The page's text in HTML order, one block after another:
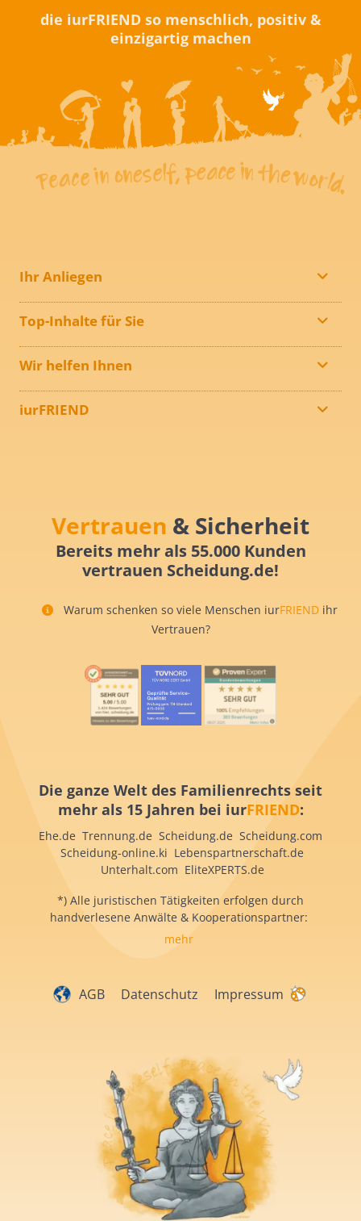
die iurFRIEND so menschlich, positiv &
einzigartig machen
Ihr Anliegen
Top-Inhalte für Sie
Wir helfen Ihnen
iurFRIEND
Vertrauen & Sicherheit
Bereits mehr als 55.000 Kunden
vertrauen Scheidung.de!
Warum schenken so viele Menschen iurFRIEND ihr
Vertrauen?
Die ganze Welt des Familienrechts seit
mehr als 15 Jahren bei iurFRIEND:
Ehe.de Trennung.de Scheidung.de Scheidung.com
Scheidung-online.ki Lebenspartnerschaft.de
Unterhalt.com EliteXPERTS.de
*) Alle juristischen Tätigkeiten erfolgen durch
handverlesene Anwälte & Kooperationspartner:
mehr
AGB Datenschutz Impressum